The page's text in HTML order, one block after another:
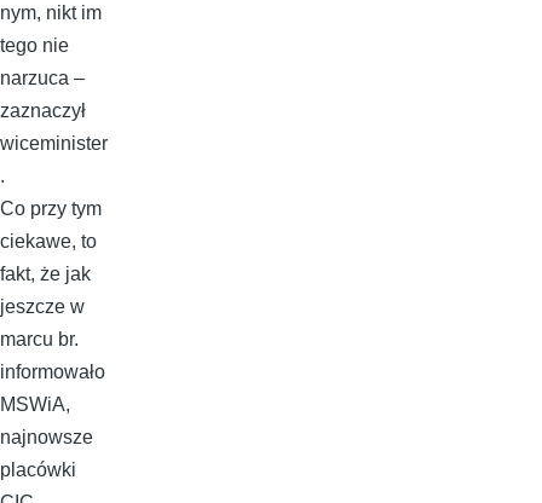
nym, nikt im
tego nie
narzuca –
zaznaczył
wiceminister
.
Co przy tym
ciekawe, to
fakt, że jak
jeszcze w
marcu br.
informowało
MSWiA,
najnowsze
placówki